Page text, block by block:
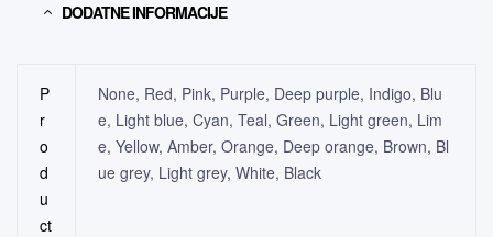
DODATNE INFORMACIJE
P
r
o
d
u
ct
None, Red, Pink, Purple, Deep purple, Indigo, Blu
e, Light blue, Cyan, Teal, Green, Light green, Lim
e, Yellow, Amber, Orange, Deep orange, Brown, Bl
ue grey, Light grey, White, Black